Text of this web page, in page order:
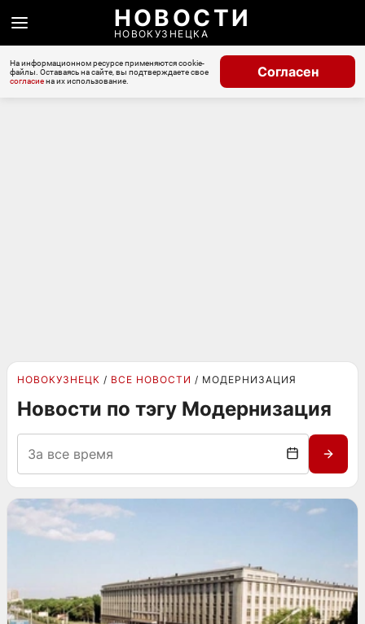
НОВОСТИ
НОВОКУЗНЕЦКА
На информационном ресурсе применяются cookie-
файлы. Оставаясь на сайте, вы подтверждаете свое
согласиена их использование.
Согласен
НОВОКУЗНЕЦК ВСЕ НОВОСТИ МОДЕРНИЗАЦИЯ
Новости по тэгу Модернизация